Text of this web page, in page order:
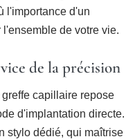
l'importance d'un
de votre vie.
de la précision
capillaire repose
d'implantation directe.
stylo dédié, qui maîtrise